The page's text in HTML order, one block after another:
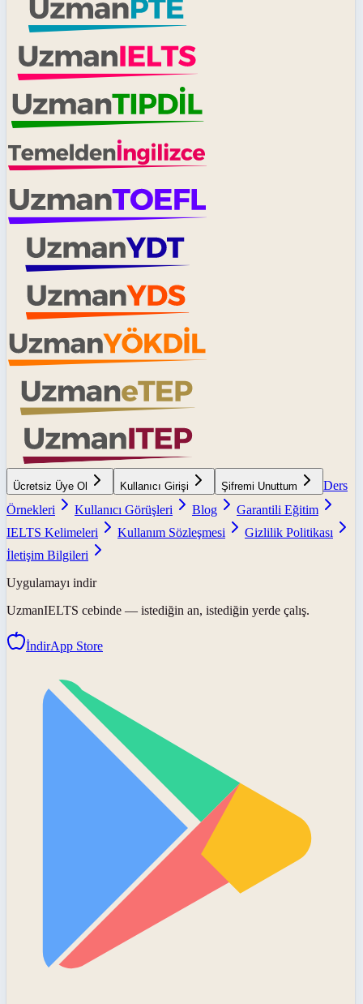
Ücretsiz Üye Ol Kullanıcı Girişi Şifremi Unuttum
Ders
Örnekleri
Kullanıcı Görüşleri Blog
Garantili Eğitim
IELTS Kelimeleri
Kullanım Sözleşmesi
Gizlilik Politikası
İletişim Bilgileri
Uygulamayı indir
UzmanIELTS cebinde — istediğin an, istediğin yerde çalış.
İndirApp Store